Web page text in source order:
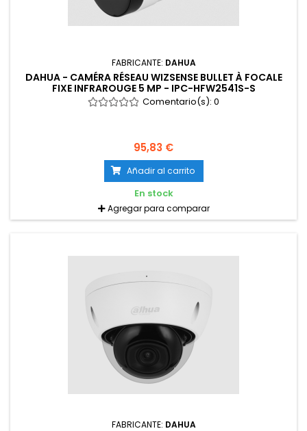
FABRICANTE: DAHUA
DAHUA - CAMÉRA RÉSEAU WIZSENSE BULLET À FOCALE
FIXE INFRAROUGE 5 MP - IPC-HFW2541S-S
Comentario(s): 0
95,83 €
Añadir al carrito
En stock
Agregar para comparar
FABRICANTE: DAHUA